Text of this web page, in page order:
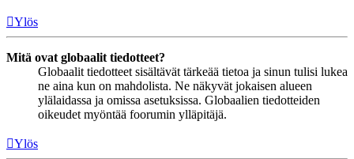
Ylös
Mitä ovat globaalit tiedotteet?
Globaalit tiedotteet sisältävät tärkeää tietoa ja sinun tulisi lukea
ne aina kun on mahdolista. Ne näkyvät jokaisen alueen
ylälaidassa ja omissa asetuksissa. Globaalien tiedotteiden
oikeudet myöntää foorumin ylläpitäjä.
Ylös